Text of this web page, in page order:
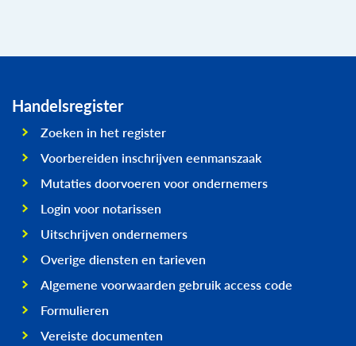
Handelsregister
Zoeken in het register
Voorbereiden inschrijven eenmanszaak
Mutaties doorvoeren voor ondernemers
Login voor notarissen
Uitschrijven ondernemers
Overige diensten en tarieven
Algemene voorwaarden gebruik access code
Formulieren
Vereiste documenten